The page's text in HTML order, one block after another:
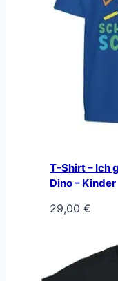
T-Shirt – Ich
Dino – Kinder
29,00 €